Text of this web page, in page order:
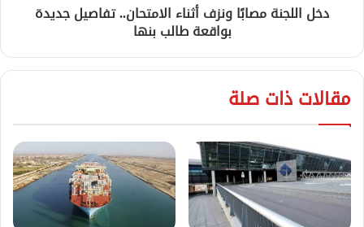
دخل اللجنة مصابًا ونزف أثناء الامتحان.. تفاصيل جديدة
بواقعة طالب بنها
مقالات ذات صلة